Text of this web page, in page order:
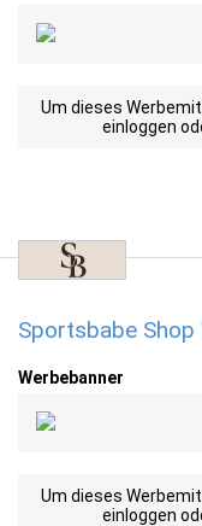
Um dieses
einloggen
Sportsbabe
Werbebanner
Um dieses
einloggen